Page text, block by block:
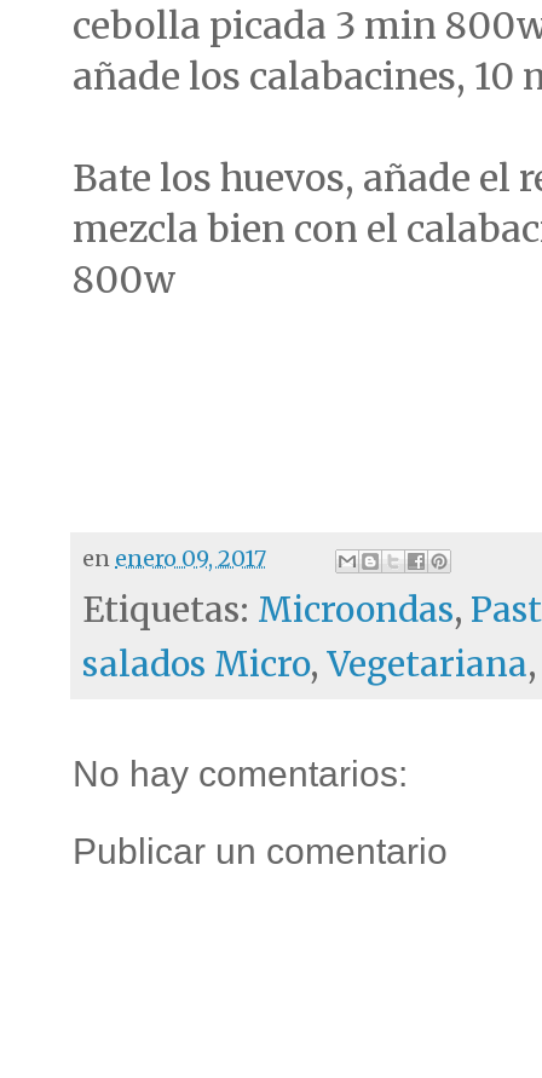
cebolla picada 3 min
añade los calabacines, 10
Bate los huevos, añade el
mezcla bien con el
800w
en enero 09, 2017
Etiquetas: Microondas,
salados Micro, Vegetariana
No hay comentarios:
Publicar un comentario